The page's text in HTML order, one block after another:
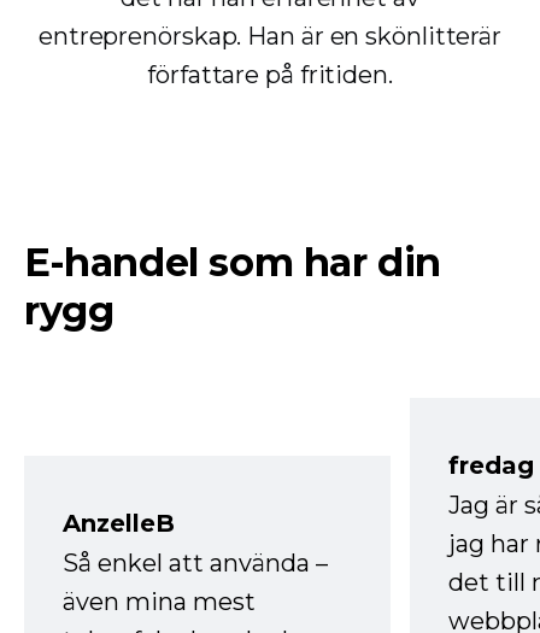
entreprenörskap. Han är en skönlitterär
författare på fritiden.
E-handel som har din
rygg
AnzelleB
Så enkel att använda –
även mina mest
fredag
Jag är
jag
det till